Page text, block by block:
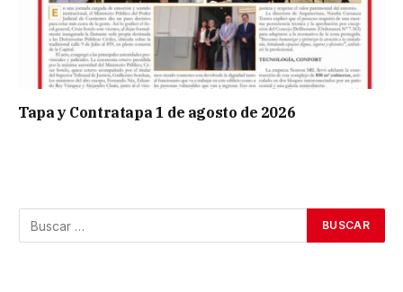
Tapa y Contratapa 1 de agosto de 2026